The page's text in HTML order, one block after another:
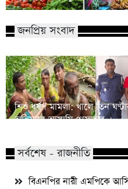
জনপ্রিয় সংবাদ
শিশু ধর্ষণ মামলা: খালে তিন
অভিযানে আসামি গ্রেফতার
সর্বশেষ - রাজনীতি
বিএনপির নারী এমপিকে